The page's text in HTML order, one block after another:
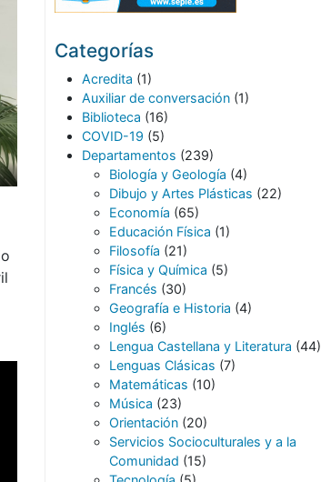
Categorías
Acredita (1)
Auxiliar de conversación (1)
Biblioteca (16)
COVID-19 (5)
Departamentos (239)
Biología y Geología (4)
Dibujo y Artes Plásticas (22)
Economía (65)
Educación Física (1)
Filosofía (21)
Física y Química (5)
Francés (30)
Geografía e Historia (4)
Inglés (6)
Lengua Castellana y Literatura (44)
Lenguas Clásicas (7)
Matemáticas (10)
Música (23)
Orientación (20)
Servicios Socioculturales y a la
Comunidad (15)